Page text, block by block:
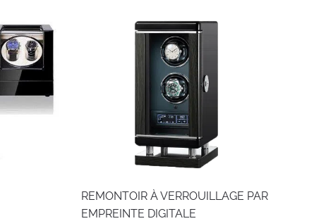
REMONTOIR À VERROUILLAGE PAR
EMPREINTE DIGITALE